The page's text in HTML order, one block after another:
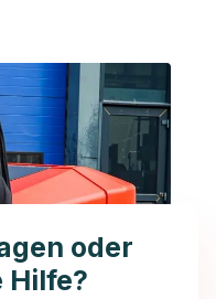
oder
Hilfe?